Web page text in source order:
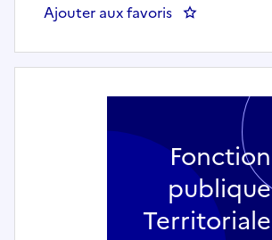
Ajouter aux favoris
Fonction
publique
Territoriale